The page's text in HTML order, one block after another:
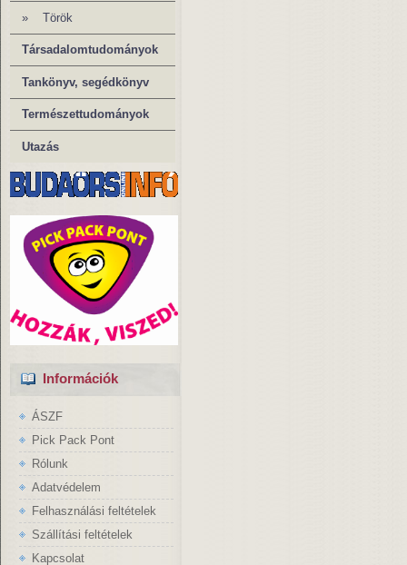
» Török
Társadalomtudományok
Tankönyv, segédkönyv
Természettudományok
Utazás
Információk
ÁSZF
Pick Pack Pont
Rólunk
Adatvédelem
Felhasználási feltételek
Szállítási feltételek
Kapcsolat